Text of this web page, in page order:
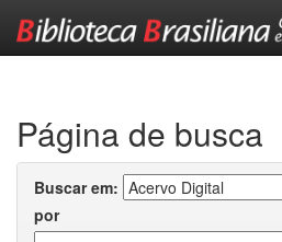
Página de busca
Buscar em:
por